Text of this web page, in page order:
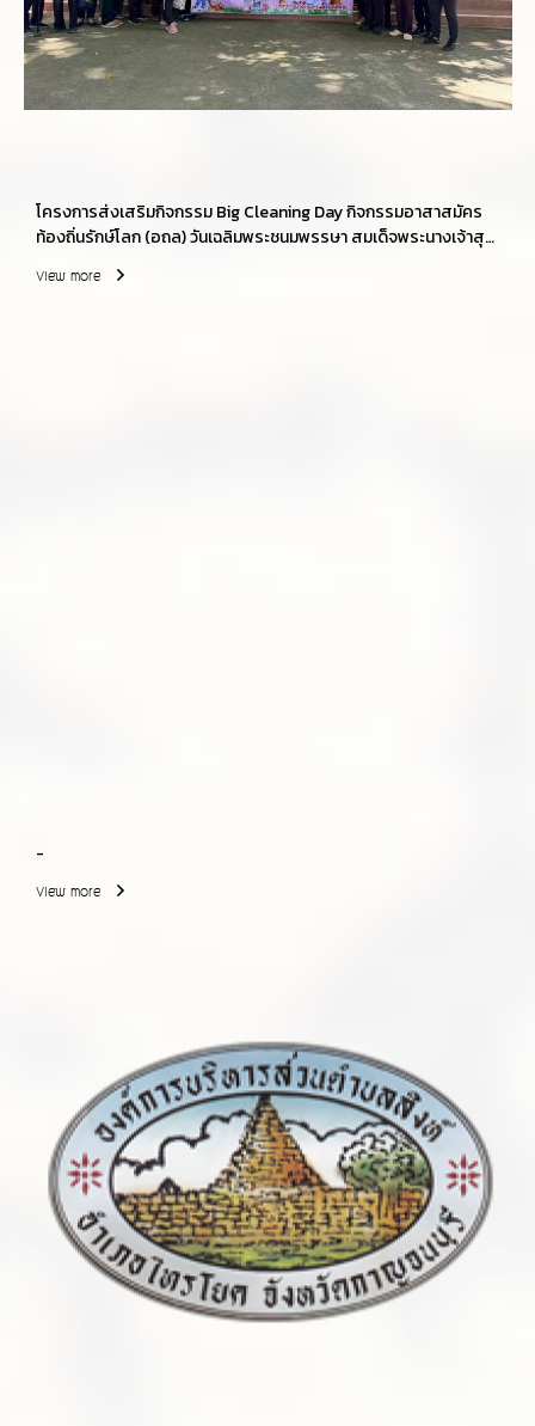
โครงการส่งเสริมกิจกรรม Big Cleaning Day กิจกรรมอาสาสมัคร
ท้องถิ่นรักษ์โลก (อถล) วันเฉลิมพระชนมพรรษา สมเด็จพระนางเจ้าสุ
พ.ศ.2569 ณ วัดปากกิเลน และบริเวณสองข้างทางหมู่ที่่ 1 บ้านปาก
View more
-
View more